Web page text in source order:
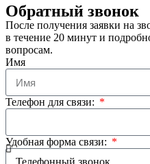
Обратный звонок
После получения заявки на
в течение 20 минут и
вопросам.
Имя
Телефон для связи:
Удобная форма связи: